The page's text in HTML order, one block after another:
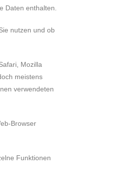
Daten enthalten.
nutzen und ob
Mozilla
meistens
verwendeten
Browser
Funktionen